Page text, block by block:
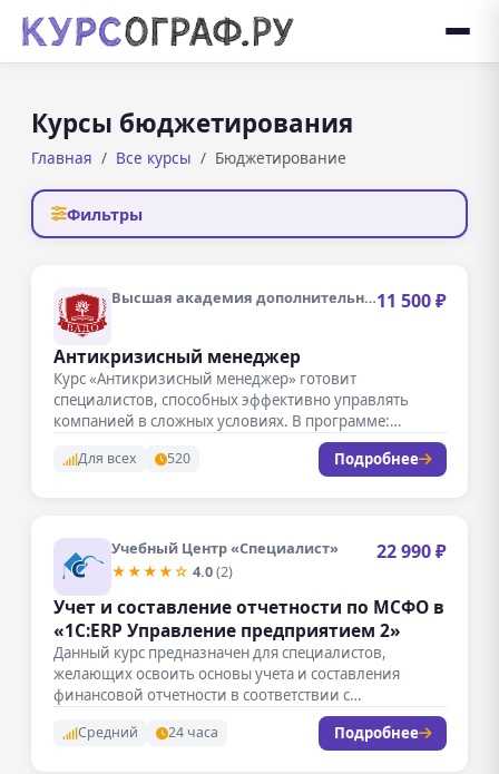
Курсы бюджетирования
Главная Все курсы Бюджетирование
Фильтры
Высшая академия дополнительного образования11 500 ₽
Антикризисный менеджер
Курс «Антикризисный менеджер» готовит
специалистов, способных эффективно управлять
компанией в сложных условиях. В программе:
диагностика кризисных ситуаций в…
Для всех 520 Подробнее
Учебный Центр «Специалист»
★★★★☆ 4.0(2)
22 990 ₽
Учет и составление отчетности по МСФО в
«1С:ERP Управление предприятием 2»
Данный курс предназначен для специалистов,
желающих освоить основы учета и составления
финансовой отчетности в соответствии с
Средний 24 часа Подробнее